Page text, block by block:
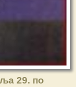
29. по